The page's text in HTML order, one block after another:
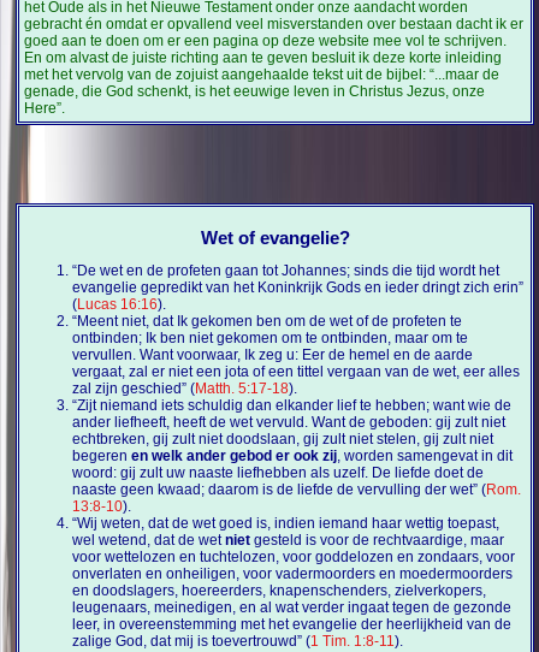
het Oude als in het Nieuwe Testament onder onze aandacht worden
gebracht én omdat er opvallend veel misverstanden over bestaan dacht ik er
goed aan te doen om er een pagina op deze website mee vol te schrijven.
En om alvast de juiste richting aan te geven besluit ik deze korte inleiding
met het vervolg van de zojuist aangehaalde tekst uit de bijbel: “...maar de
genade, die God schenkt, is het eeuwige leven in Christus Jezus, onze
Here”.
Wet of evangelie?
“De wet en de profeten gaan tot Johannes; sinds die tijd wordt het
evangelie gepredikt van het Koninkrijk Gods en ieder dringt zich erin”
(Lucas 16:16).
“Meent niet, dat Ik gekomen ben om de wet of de profeten te
ontbinden; Ik ben niet gekomen om te ontbinden, maar om te
vervullen. Want voorwaar, Ik zeg u: Eer de hemel en de aarde
vergaat, zal er niet een jota of een tittel vergaan van de wet, eer alles
zal zijn geschied” (Matth. 5:17-18).
“Zijt niemand iets schuldig dan elkander lief te hebben; want wie de
ander liefheeft, heeft de wet vervuld. Want de geboden: gij zult niet
echtbreken, gij zult niet doodslaan, gij zult niet stelen, gij zult niet
begerenen welk ander gebod er ook zij, worden samengevat in dit
woord: gij zult uw naaste liefhebben als uzelf. De liefde doet de
naaste geen kwaad; daarom is de liefde de vervulling der wet” (Rom.
13:8-10).
“Wij weten, dat de wet goed is, indien iemand haar wettig toepast,
wel wetend, dat de wetniet gesteld is voor de rechtvaardige, maar
voor wettelozen en tuchtelozen, voor goddelozen en zondaars, voor
onverlaten en onheiligen, voor vadermoorders en moedermoorders
en doodslagers, hoereerders, knapenschenders, zielverkopers,
leugenaars, meinedigen, en al wat verder ingaat tegen de gezonde
leer, in overeenstemming met het evangelie der heerlijkheid van de
zalige God, dat mij is toevertrouwd” (1 Tim. 1:8-11).